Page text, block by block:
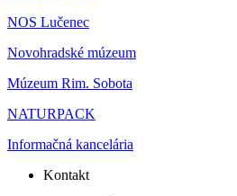
NOS Lučenec
Novohradské múzeum
Múzeum Rim. Sobota
NATURPACK
Informačná kancelária
Kontakt